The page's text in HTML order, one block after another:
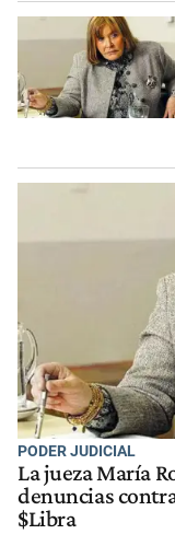
PODER JUDICIAL
La jueza María
denuncias
$Libra